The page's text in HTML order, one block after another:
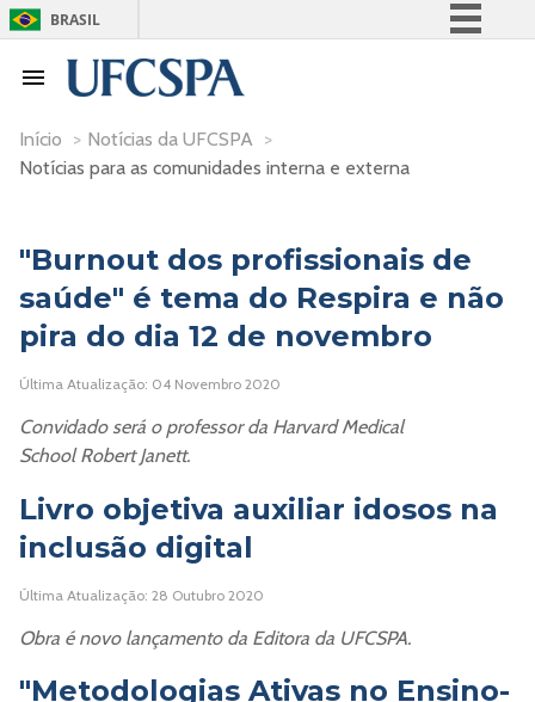
BRASIL
Acesso à informação
Canais
Início > Notícias da UFCSPA >
Notícias para as comunidades interna e externa
"Burnout dos profissionais de
saúde" é tema do Respira e não
pira do dia 12 de novembro
Última Atualização: 04 Novembro 2020
Convidado será o professor da Harvard Medical
School Robert Janett.
Livro objetiva auxiliar idosos na
inclusão digital
Última Atualização: 28 Outubro 2020
Obra é novo lançamento da Editora da UFCSPA.
"Metodologias Ativas no Ensino-